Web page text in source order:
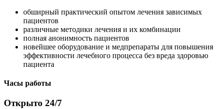
обширный практический опытом лечения зависимых
пациентов
различные методики лечения и их комбинации
полная анонимность пациентов
новейшее оборудование и медпрепараты для повышения
эффективности лечебного процесса без вреда здоровью
пациента
Часы работы
Открыто 24/7